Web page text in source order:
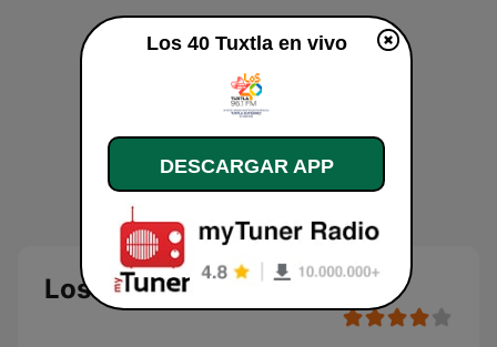
Los 40 Tuxtla en vivo
Los 40 Tuxtla en vivo
DESCARGAR APP